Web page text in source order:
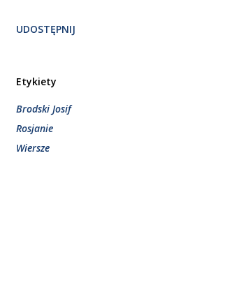
UDOSTĘPNIJ
Etykiety
Brodski Josif
Rosjanie
Wiersze